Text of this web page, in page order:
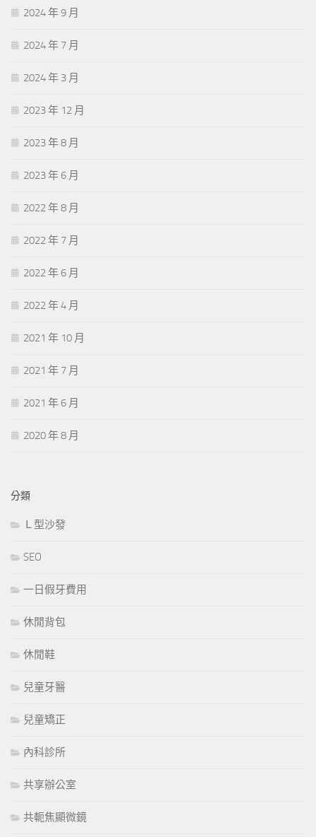
2024 年 9 月
2024 年 7 月
2024 年 3 月
2023 年 12 月
2023 年 8 月
2023 年 6 月
2022 年 8 月
2022 年 7 月
2022 年 6 月
2022 年 4 月
2021 年 10 月
2021 年 7 月
2021 年 6 月
2020 年 8 月
分類
Ｌ型沙發
SEO
一日假牙費用
休閒背包
休閒鞋
兒童牙醫
兒童矯正
內科診所
共享辦公室
共軛焦顯微鏡